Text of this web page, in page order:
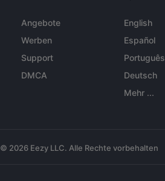
Angebote
Werben
Support
DMCA
English
Español
Português
Deutsch
Mehr ...
© 2026 Eezy LLC. Alle Rechte vorbehalten